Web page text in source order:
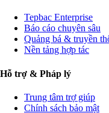
Tepbac Enterprise
Báo cáo chuyên sâu
Quảng bá & truyền
Nền tảng hợp tác
Hỗ trợ & Pháp lý
Trung tâm trợ giúp
Chính sách bảo mật